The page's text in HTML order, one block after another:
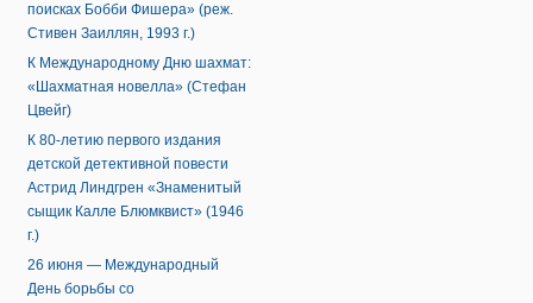
поисках Бобби Фишера» (реж.
Стивен Заиллян, 1993 г.)
К Международному Дню шахмат:
«Шахматная новелла» (Стефан
Цвейг)
К 80-летию первого издания
детской детективной повести
Астрид Линдгрен «Знаменитый
сыщик Калле Блюмквист» (1946
г.)
26 июня — Международный
День борьбы со